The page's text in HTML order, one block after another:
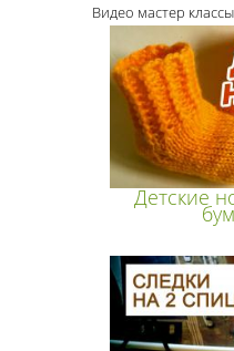
Видео мастер классы
Детские